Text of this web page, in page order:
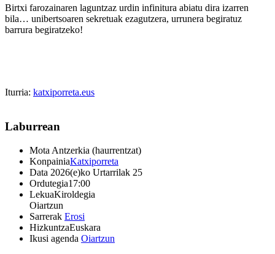
Birtxi farozainaren laguntzaz urdin infinitura abiatu dira izarren
bila… unibertsoaren sekretuak ezagutzera, urrunera begiratuz
barrura begiratzeko!
Iturria: katxiporreta.eus
Laburrean
Mota Antzerkia (haurrentzat)
KonpainiaKatxiporreta
Data 2026(e)ko Urtarrilak 25
Ordutegia17:00
LekuaKiroldegia
Oiartzun
Sarrerak Erosi
HizkuntzaEuskara
Ikusi agenda Oiartzun